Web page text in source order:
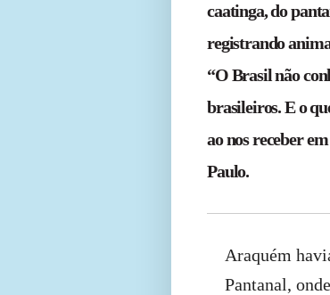
caatinga, do
registrando
“O Brasil não
brasileiros. E o
ao nos receber
Paulo.
Araquém
Pantanal,